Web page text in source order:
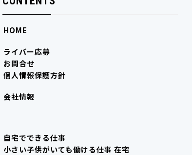
HOME
ライバー応募
お問合せ
個人情報保護方針
会社情報
自宅でできる仕事
小さい子供がいても働ける仕事 在宅